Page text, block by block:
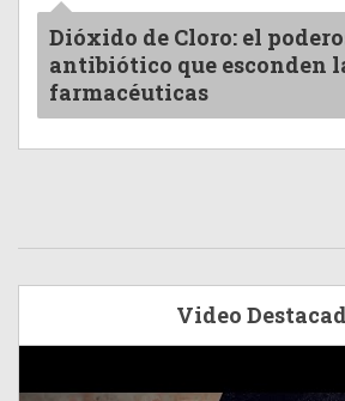
Dióxido de Cloro: el
antibiótico que esconden
farmacéuticas
Video